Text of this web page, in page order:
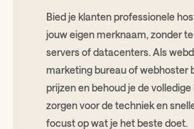
Bied je klanten professionele
jouw eigen merknaam, zonder
servers of datacenters. Als
marketing bureau of webhoster
prijzen en behoud je de
zorgen voor de techniek en
focust op wat je het beste doet.